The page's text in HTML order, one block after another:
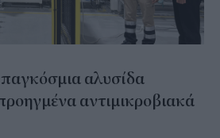
παγκόσμια αλυσίδα
αντιμικροβιακά